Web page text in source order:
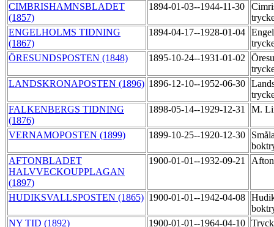
CIMBRISHAMNSBLADET
(1857)
1894-01-03--1944-11-30
ENGELHOLMS TIDNING
(1867)
1894-04-17--1928-01-04
ÖRESUNDSPOSTEN (1848)
1895-10-24--1931-01-02
LANDSKRONAPOSTEN (1896) 1896-12-10--1952-06-30
FALKENBERGS TIDNING
(1876)
1898-05-14--1929-12-31 M.
VERNAMOPOSTEN (1899) 1899-10-25--1920-12-30
AFTONBLADET
HALVVECKOUPPLAGAN
(1897)
1900-01-01--1932-09-21
HUDIKSVALLSPOSTEN (1865) 1900-01-01--1942-04-08
NY TID (1892)
1900-01-01--1964-04-10